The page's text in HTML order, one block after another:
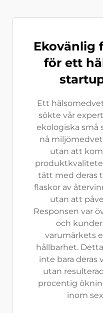
Ekovänlig
för ett
Ett
sökte vår
ekologiska små
nå
utan att
tätt med deras
flaskor av
utan att
Responsen var
och
varumärkets
hållbarhet.
inte bara deras
utan
procentig
inom